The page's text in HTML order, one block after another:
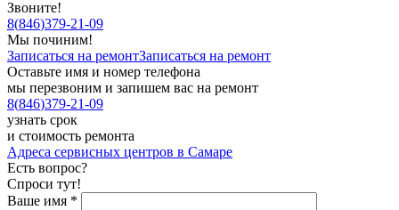
Звоните!
8(846)379-21-09
Мы починим!
Записаться на ремонтЗаписаться на ремонт
Оставьте имя и номер телефона
мы перезвоним и запишем вас на ремонт
8(846)379-21-09
узнать срок
и стоимость ремонта
Адреса сервисных центров в Самаре
Есть вопрос?
Спроси тут!
Ваше имя *